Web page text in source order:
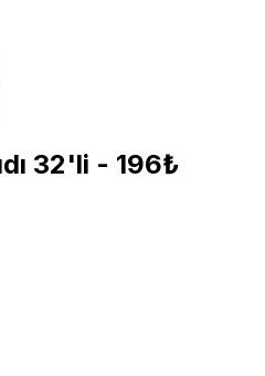
32'li - 196₺